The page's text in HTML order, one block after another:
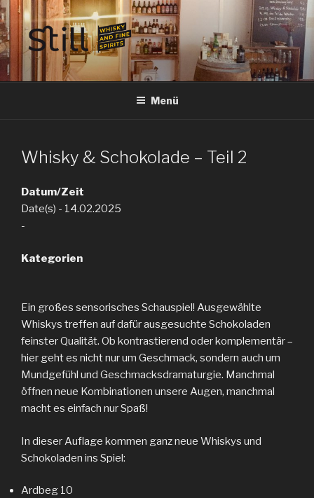
Zum
Inhalt
springen
STILL SPIRITS HILDESHEIM
Whisky, Rum, Gin, Cognac, Tequila und Tastings in Hildesheim
Menü
Whisky & Schokolade – Teil 2
Datum/Zeit
Date(s) - 14.02.2025
-
Kategorien
Ein großes sensorisches Schauspiel! Ausgewählte
Whiskys treffen auf dafür ausgesuchte Schokoladen
feinster Qualität. Ob kontrastierend oder komplementär –
hier geht es nicht nur um Geschmack, sondern auch um
Mundgefühl und Geschmacksdramaturgie. Manchmal
öffnen neue Kombinationen unsere Augen, manchmal
macht es einfach nur Spaß!
In dieser Auflage kommen ganz neue Whiskys und
Schokoladen ins Spiel:
Ardbeg 10